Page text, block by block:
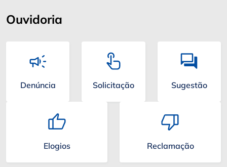
Ouvidoria
Denúncia Solicitação Sugestão
Elogios Reclamação